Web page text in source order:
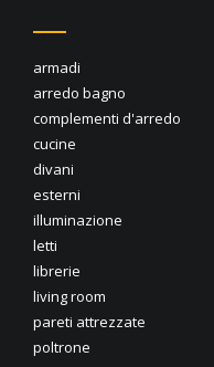
armadi
arredo bagno
complementi d'arredo
cucine
divani
esterni
illuminazione
letti
librerie
living room
pareti attrezzate
poltrone